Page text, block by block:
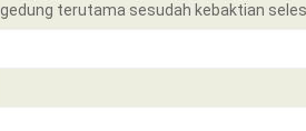
gedung terutama sesudah kebaktian